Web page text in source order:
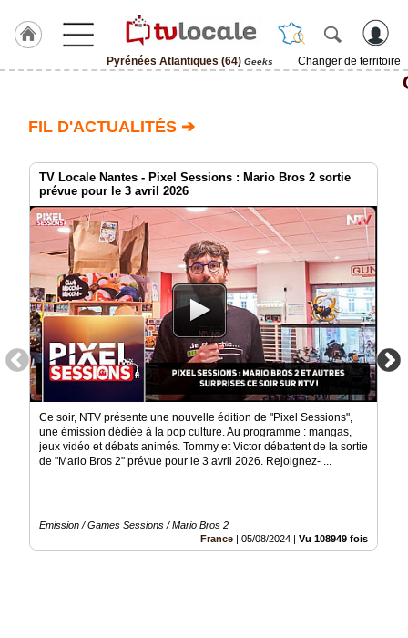
Pyrénées Atlantiques (64) Geeks
Changer de territoire
Pyrénées
Atlantiques
France
Accueil
RUBRIQUES
Agenda
Gazette
Vidéos
Médias
Prémium
FIL D'ACTUALITÉS ➔
TV Locale Nantes - Pixel Sessions : Mario Bros 2 sortie
prévue pour le 3 avril 2026
Ce soir, NTV présente une nouvelle édition de "Pixel Sessions",
une émission dédiée à la pop culture. Au programme : mangas,
jeux vidéo et débats animés. Tommy et Victor débattent de la sortie
de "Mario Bros 2" prévue pour le 3 avril 2026. Rejoignez- ...
Emission / Games Sessions / Mario Bros 2
France
05/08/2024 Vu 108949 fois